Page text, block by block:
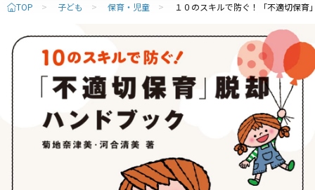
TOP > 子ども > 保育・児童 > １０のスキルで防ぐ！「不適切保